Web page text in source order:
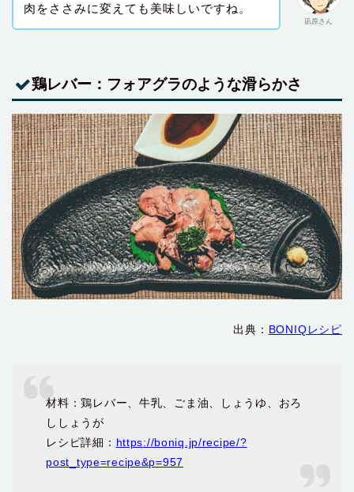
凪原さん
肉をささみに変えても美味しいですね。
鶏レバー：フォアグラのような滑らかさ
出典： BONIQレシピ
材料：鶏レバー、牛乳、ごま油、しょうゆ、おろ
ししょうが
レシピ詳細： https://boniq.jp/recipe/?
post_type=recipe&p=957